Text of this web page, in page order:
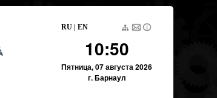
RU EN
10:50
Пятница,07 августа 2026
г. Барнаул